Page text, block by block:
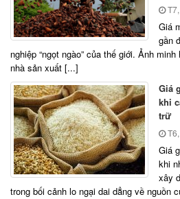
Giá
gần
nghiệp “ngọt ngào” của thế giới. Ảnh
nhà sản xuất [...]
Giá
khi
trữ
Giá
khi
xây
trong bối cảnh lo ngại dai dẳng về nguồn